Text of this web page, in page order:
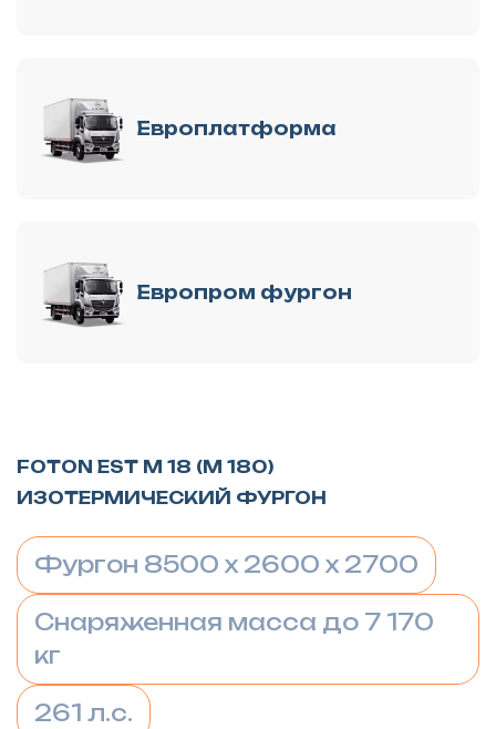
Европлатформа
Европром фургон
FOTON EST M 18 (M 180)
ИЗОТЕРМИЧЕСКИЙ ФУРГОН
Фургон 8500 х 2600 х 2700
Снаряженная масса до 7 170
кг
261 л.с.